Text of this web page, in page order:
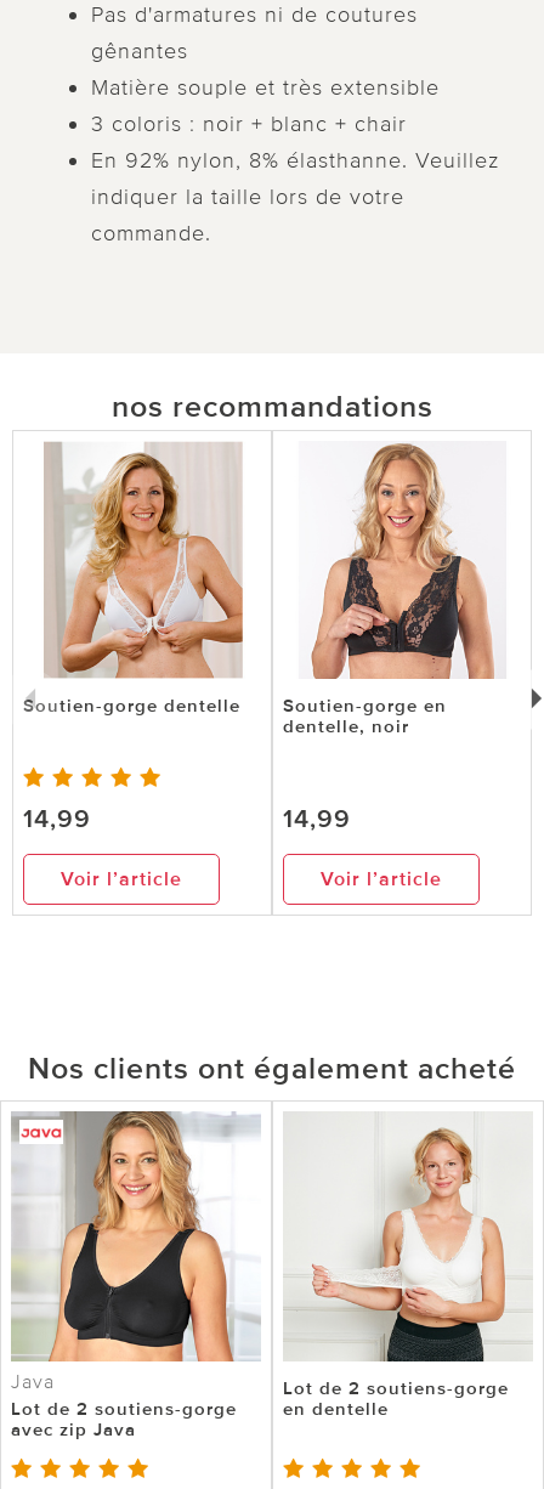
Pas d'armatures ni de coutures
gênantes
Matière souple et très extensible
3 coloris : noir + blanc + chair
En 92% nylon, 8% élasthanne. Veuillez
indiquer la taille lors de votre
commande.
nos recommandations
Soutien-gorge dentelle
14,99
Voir l’article
Soutien-gorge en
dentelle, noir
14,99
Voir l’article
Nos clients ont également acheté
Java
Lot de 2 soutiens-gorge
avec zip Java
Lot de 2 soutiens-gorge
en dentelle